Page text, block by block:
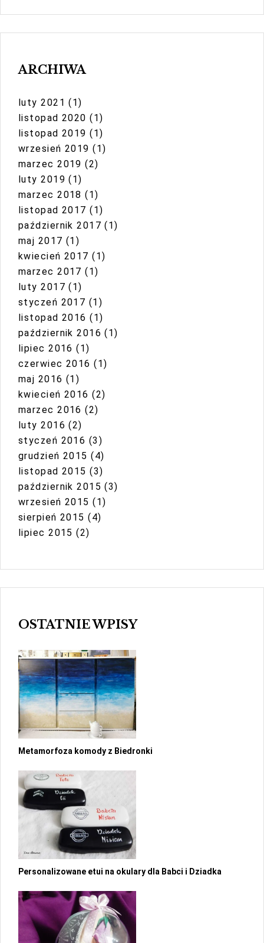
ARCHIWA
luty 2021 (1)
listopad 2020 (1)
listopad 2019 (1)
wrzesień 2019 (1)
marzec 2019 (2)
luty 2019 (1)
marzec 2018 (1)
listopad 2017 (1)
październik 2017 (1)
maj 2017 (1)
kwiecień 2017 (1)
marzec 2017 (1)
luty 2017 (1)
styczeń 2017 (1)
listopad 2016 (1)
październik 2016 (1)
lipiec 2016 (1)
czerwiec 2016 (1)
maj 2016 (1)
kwiecień 2016 (2)
marzec 2016 (2)
luty 2016 (2)
styczeń 2016 (3)
grudzień 2015 (4)
listopad 2015 (3)
październik 2015 (3)
wrzesień 2015 (1)
sierpień 2015 (4)
lipiec 2015 (2)
OSTATNIE WPISY
Metamorfoza komody z Biedronki
Personalizowane etui na okulary dla Babci i Dziadka